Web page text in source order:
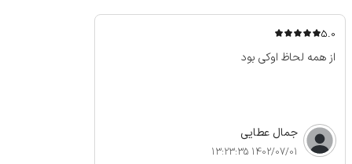
5.0
از همه لحاظ اوکی بود
جمال عطایی
1402/07/01 13:23:35